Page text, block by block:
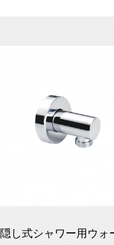
隠し式シャワー用ウォ